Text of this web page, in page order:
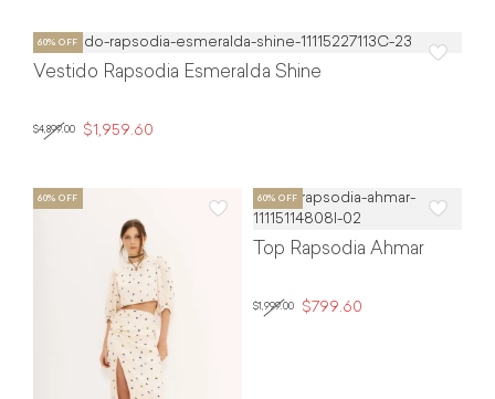
Vestido Rapsodia Esmeralda Shine
$4,899.00 $1,959.60
Top Rapsodia Ahmar
$1,999.00 $799.60